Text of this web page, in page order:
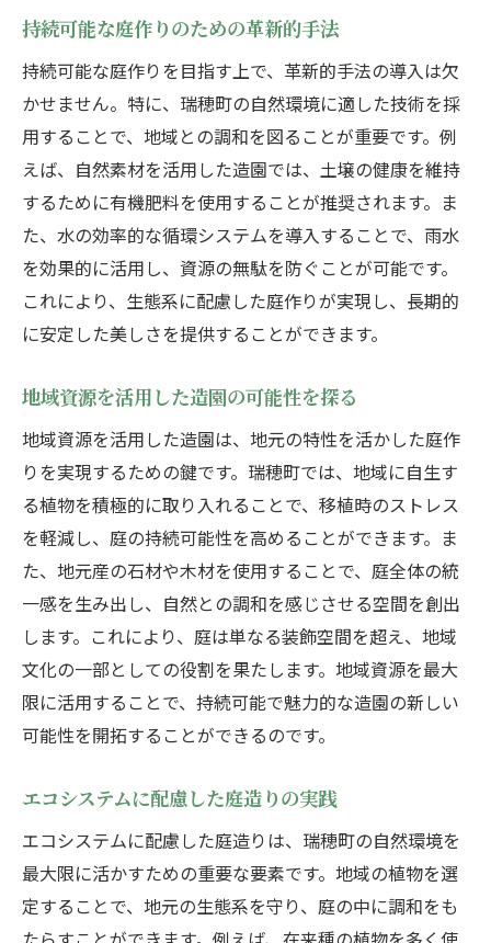
自然環境に適した植物の選定
庭を彩る季節の植物活用術
植物選びで地域性を表現する
地域の特性を活かした造園で瑞穂町の自然と共
生する
地形を活かした庭の設計方法
地域の気候に合わせた庭造り
自然環境を最大限に活かす手法
地域の生態系と庭造りの調和
地元の素材を用いた庭の魅力
造園を通じて瑞穂町の自然を最大限に活かす秘
訣とは
自然の魅力を引き出す造園のコツ
瑞穂町の自然美を活かした庭作り
地域の自然遺産を守る庭造り
自然と調和するための設計戦略
自然観察を通じた造園のアプローチ
地域の自然と共に心地よい空間を創る
瑞穂町での造園実践ガイド自然との共存を目指
実践的な庭造りのステップガイド
地域の自然資源を活用する方法
自然を尊重した庭のメンテナンス
持続可能な庭作りのための革新的手法
持続可能な庭作りを目指す上で、革新的手法の導入は欠
かせません。特に、瑞穂町の自然環境に適した技術を採
用することで、地域との調和を図ることが重要です。例
えば、自然素材を活用した造園では、土壌の健康を維持
するために有機肥料を使用することが推奨されます。ま
た、水の効率的な循環システムを導入することで、雨水
を効果的に活用し、資源の無駄を防ぐことが可能です。
これにより、生態系に配慮した庭作りが実現し、長期的
に安定した美しさを提供することができます。
地域資源を活用した造園の可能性を探る
地域資源を活用した造園は、地元の特性を活かした庭作
りを実現するための鍵です。瑞穂町では、地域に自生す
る植物を積極的に取り入れることで、移植時のストレス
を軽減し、庭の持続可能性を高めることができます。ま
た、地元産の石材や木材を使用することで、庭全体の統
一感を生み出し、自然との調和を感じさせる空間を創出
します。これにより、庭は単なる装飾空間を超え、地域
文化の一部としての役割を果たします。地域資源を最大
限に活用することで、持続可能で魅力的な造園の新しい
可能性を開拓することができるのです。
エコシステムに配慮した庭造りの実践
エコシステムに配慮した庭造りは、瑞穂町の自然環境を
最大限に活かすための重要な要素です。地域の植物を選
定することで、地元の生態系を守り、庭の中に調和をも